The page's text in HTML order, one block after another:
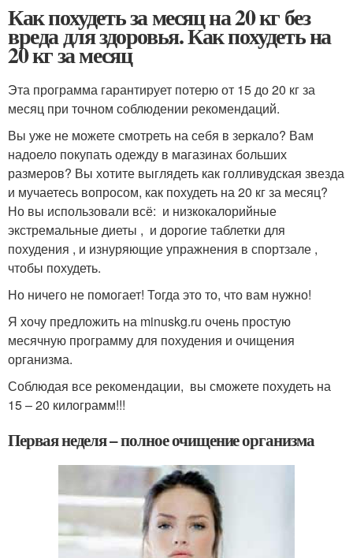
Как похудеть за месяц на 20 кг без
вреда для здоровья. Как похудеть на
20 кг за месяц
Эта программа гарантирует потерю от 15 до 20 кг за
месяц при точном соблюдении рекомендаций.
Вы уже не можете смотреть на себя в зеркало? Вам
надоело покупать одежду в магазинах больших
размеров? Вы хотите выглядеть как голливудская звезда
и мучаетесь вопросом, как похудеть на 20 кг за месяц?
Но вы использовали всё: и низкокалорийные
экстремальные диеты , и дорогие таблетки для
похудения , и изнуряющие упражнения в спортзале ,
чтобы похудеть.
Но ничего не помогает! Тогда это то, что вам нужно!
Я хочу предложить на minuskg.ru очень простую
месячную программу для похудения и очищения
организма.
Соблюдая все рекомендации, вы сможете похудеть на
15 – 20 килограмм!!!
Первая неделя – полное очищение организма